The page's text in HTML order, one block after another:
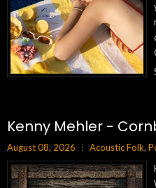
Kenny Mehler -
August 08, 2026 Acoustic Folk,